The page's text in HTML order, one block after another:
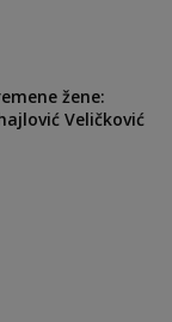
žene:
Veličković